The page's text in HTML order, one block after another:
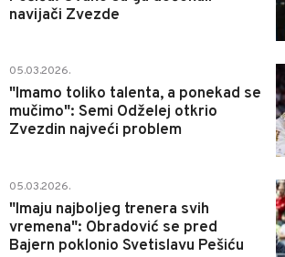
navijači Zvezde
05.03.2026.
"Imamo toliko talenta, a ponekad se
mučimo": Semi Odželej otkrio
Zvezdin najveći problem
05.03.2026.
"Imaju najboljeg trenera svih
vremena": Obradović se pred
Bajern poklonio Svetislavu Pešiću